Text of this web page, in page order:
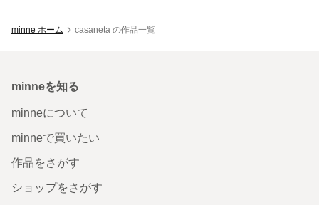
minne ホーム casaneta の作品一覧
minneを知る
minneについて
minneで買いたい
作品をさがす
ショップをさがす